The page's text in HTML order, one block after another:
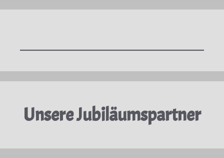
Unsere Jubiläumspartner